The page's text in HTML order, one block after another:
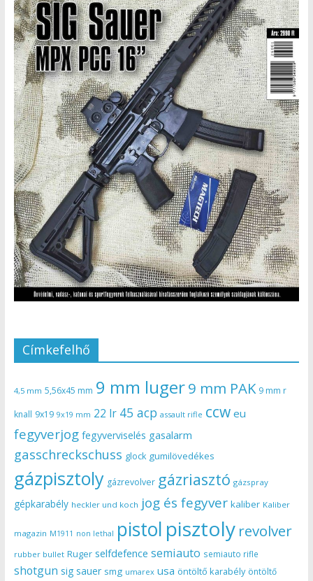
Címkefelhő
4,5 mm 5,56x45 mm 9 mm luger9 mm PAK 9 mm r
knall 9x19 9x19 mm 22 lr 45 acp assault rifle ccw eu
fegyverjog fegyverviselés gasalarm
gasschreckschuss glock gumilövedékes
gázpisztoly gázrevolver gázriasztó gázspray
gépkarabély heckler und koch jog és fegyver kaliber Kaliber
magazin M1911 non lethal pistol pisztoly revolver
rubber bullet Ruger selfdefence semiauto semiauto rifle
shotgun sig sauer smg umarex usa öntöltő karabély öntöltő